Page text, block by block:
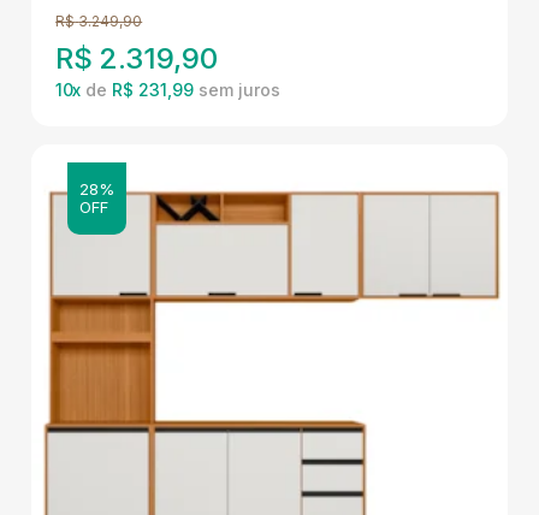
R$ 3.249,90
R$ 2.319,90
10x de R$ 231,99
28%
OFF